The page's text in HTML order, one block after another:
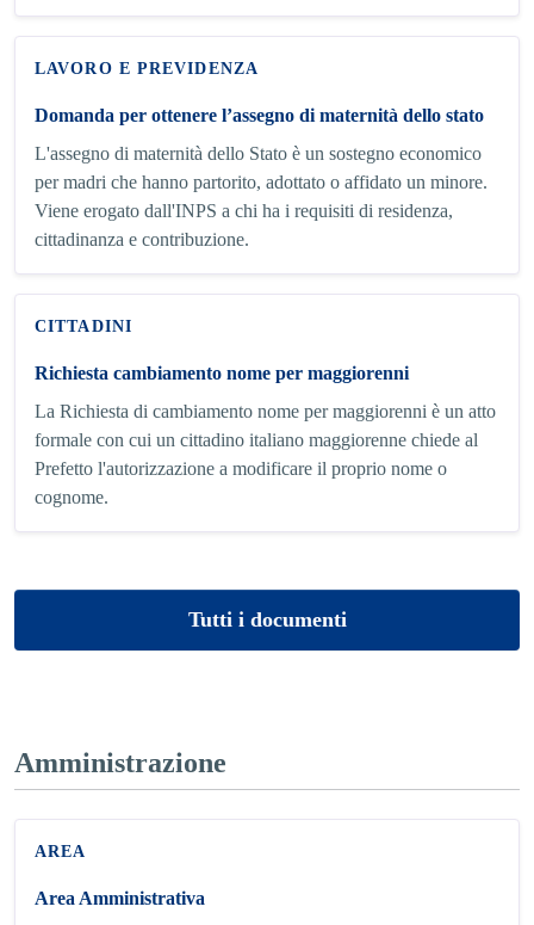
LAVORO E PREVIDENZA
Domanda per ottenere l’assegno di maternità dello stato
L'assegno di maternità dello Stato è un sostegno economico
per madri che hanno partorito, adottato o affidato un minore.
Viene erogato dall'INPS a chi ha i requisiti di residenza,
cittadinanza e contribuzione.
CITTADINI
Richiesta cambiamento nome per maggiorenni
La Richiesta di cambiamento nome per maggiorenni è un atto
formale con cui un cittadino italiano maggiorenne chiede al
Prefetto l'autorizzazione a modificare il proprio nome o
cognome.
Tutti i documenti
Amministrazione
AREA
Area Amministrativa